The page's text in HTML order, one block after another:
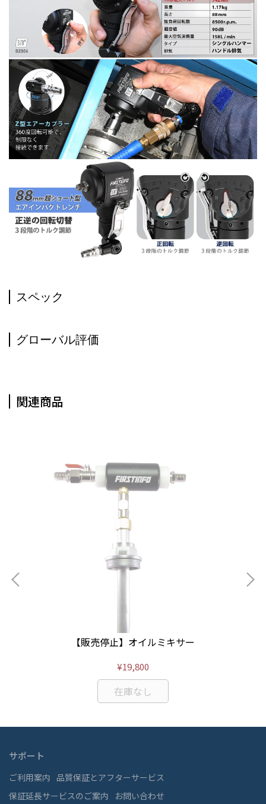
スペック
グローバル評価
関連商品
【販売停止】オイルミキサー
¥19,800
在庫なし
サポート
ご利用案内 品質保証とアフターサービス
保証延長サービスのご案内
お問い合わせ